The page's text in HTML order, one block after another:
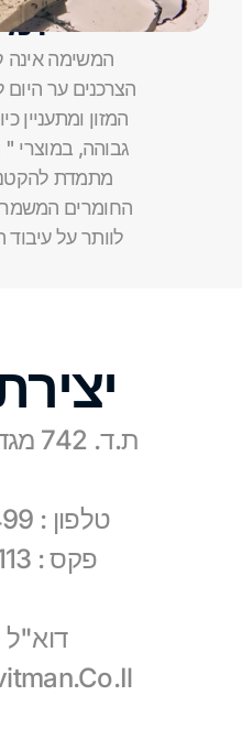
"תג
לוותר על עיבוד
ת.ד. 742 מגדיאל הוד השרון
טלפון :
פקס : 03-9198113